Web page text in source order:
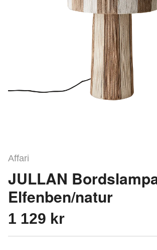
Affari
JULLAN
Elfenben/natur
1 129 kr